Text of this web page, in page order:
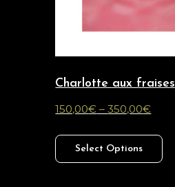
Charlotte aux fraises
150,00€ –350,00€
Select Options